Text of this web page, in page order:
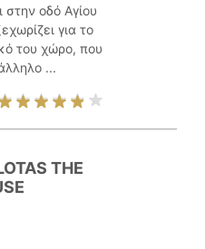
στην οδό Αγίου
για το
του χώρο, που
...
THE